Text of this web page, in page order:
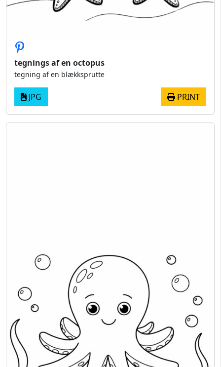
tegnings af en octopus
tegning af en blækksprutte
JPG PRINT